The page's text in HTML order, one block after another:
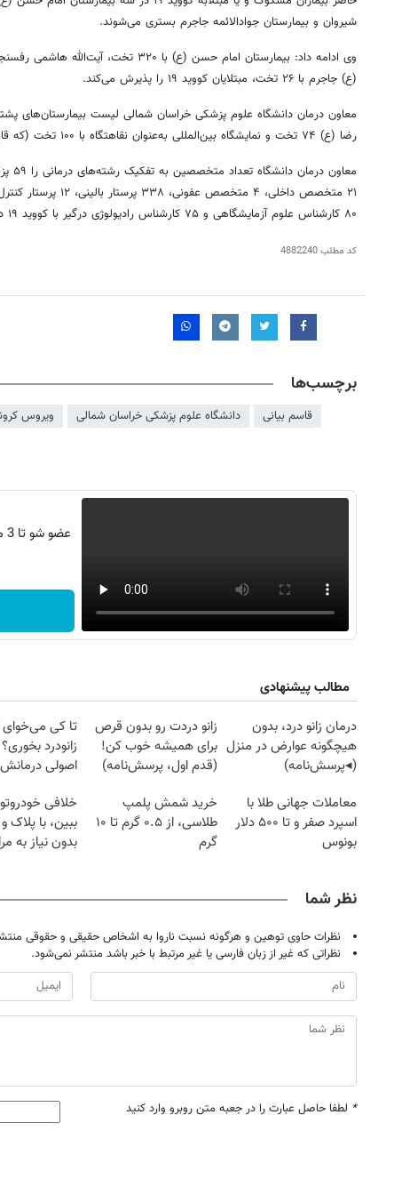
شیروان و بیمارستان جوادالائمه جاجرم بستری می‌شوند.
(ع) جاجرم با ۲۶ تخت، مبتلایان کووید ۱۹ را پذیرش می‌کند.
رضا (ع) ۷۴ تخت و نمایشگاه بین‌المللی به‌عنوان نقاهتگاه با ۱۰۰ تخت (که قابل‌افزایش است) ذکر کرد.
۸۰ کارشناس علوم آزمایشگاهی و ۷۵ کارشناس رادیولوژی درگیر با کووید ۱۹ در سطح استان ذکر کرد.
کد مطلب4882240
برچسب‌ها
قاسم بیانی دانشگاه علوم پزشکی خراسان شمالی ویروس
مطالب پیشنهادی
درمان زانو درد، بدون
هیچگونه عوارض در منزل
(◂پرسش‌نامه)
زانو دردت رو بدون قرص
برای همیشه خوب کن!
(قدم اول، پرسش‌نامه)
تا کی
زانودرد
اصولی
معاملات جهانی طلا با
اسپرد صفر و تا ۵۰۰ دلار
بونوس
خرید شمش پلمپ
طلاسی، از ۰.۵ گرم تا ۱۰
گرم
خلافی
ببین، با پلاک
بدون نیاز به
نظر شما
نظرات حاوی توهین و هرگونه نسبت ناروا به اشخاص حقیقی و حقوقی
نظراتی که غیر از زبان فارسی یا غیر مرتبط با خبر باشد منتشر نمی‌شود.
* لطفا حاصل عبارت را در جعبه متن روبرو وارد کنید